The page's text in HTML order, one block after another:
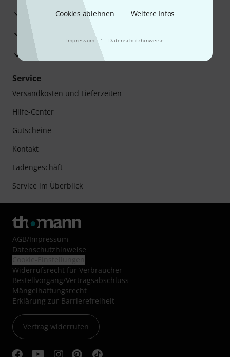
Cookies ablehnen Weitere Infos
Impressum · Datenschutzhinweise
Beratung durch Fachexperten
Zufriedenheitsgarantie
Europas größtes Versandlager
Service
Versandkosten und Lieferzeiten
Hilfe-Center
Gutscheine
Kontakt
Ladengeschäft
Service im Überblick
AGB/Impressum
Datenschutzhinweise
Widerrufsrecht für Verbraucher
Bestellvorgang/Vertragsabschluss
Mängelhaftungsrecht
Erklärung zur Barrierefreiheit
Vertrag widerrufen